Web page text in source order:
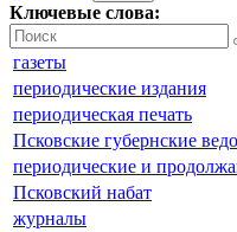
Ключевые слова:
газеты
периодические издания
периодическая печать
Псковские губернские
периодические и
Псковский набат
журналы